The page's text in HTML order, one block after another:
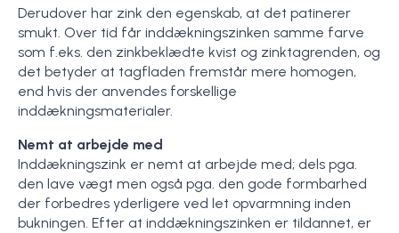
Derudover har zink den egenskab, at det patinerer
smukt. Over tid får inddækningszinken samme farve
som f.eks. den zinkbeklædte kvist og zinktagrenden, og
det betyder at tagfladen fremstår mere homogen,
end hvis der anvendes forskellige
inddækningsmaterialer.
Nemt at arbejde med
Inddækningszink er nemt at arbejde med; dels pga.
den lave vægt men også pga. den gode formbarhed
der forbedres yderligere ved let opvarmning inden
bukningen. Efter at inddækningszinken er tildannet, er